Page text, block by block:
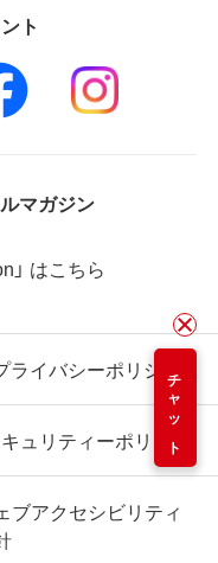
チャット
ト
マガジン
」 はこちら
ライバシーポリシー
ュリティーポリシー
ブアクセシビリティ